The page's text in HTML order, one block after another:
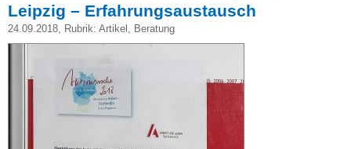
Leipzig – Erfahrungsaustausch
24.09.2018, Rubrik: Artikel , Beratung